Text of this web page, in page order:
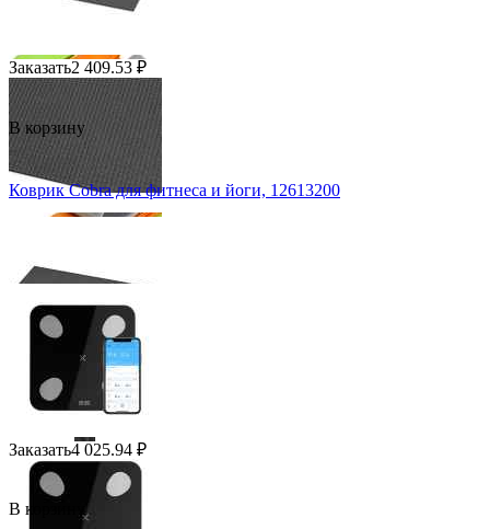
Заказать2 409.53 ₽
В корзину
Коврик Cobra для фитнеса и йоги, 12613200
Заказать4 025.94 ₽
В корзину